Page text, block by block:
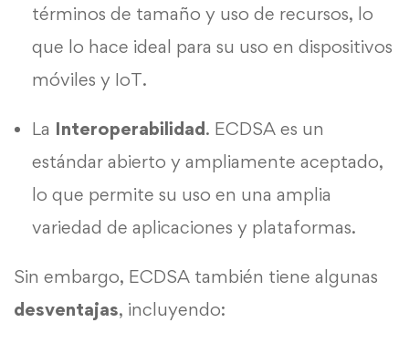
términos de tamaño y uso de recursos, lo
que lo hace ideal para su uso en dispositivos
móviles y IoT.
La Interoperabilidad. ECDSA es un
estándar abierto y ampliamente aceptado,
lo que permite su uso en una amplia
variedad de aplicaciones y plataformas.
Sin embargo, ECDSA también tiene algunas
desventajas, incluyendo: